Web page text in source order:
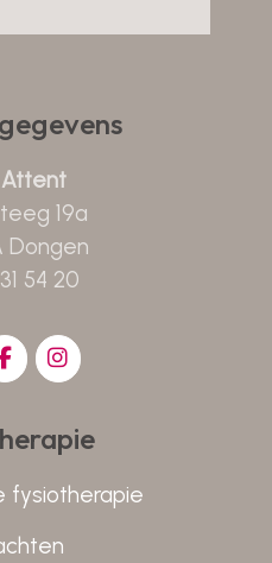
Attent
19a
Dongen
54 20
fysiotherapie